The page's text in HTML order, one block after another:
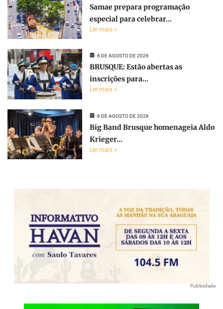
Samae prepara programação
especial para celebrar...
Ler mais »
6 DE AGOSTO DE 2026
BRUSQUE: Estão abertas as
inscrições para...
Ler mais »
6 DE AGOSTO DE 2026
Big Band Brusque homenageia Aldo
Krieger...
Ler mais »
Publicidade